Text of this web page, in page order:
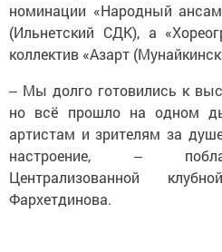
номинации «Народный
(Ильнетский СДК), а
коллектив «Азарт
‒ Мы долго готовились к
но всё прошло на одном
артистам и зрителям за
настроение, ‒
Централизованной
Фархетдинова.